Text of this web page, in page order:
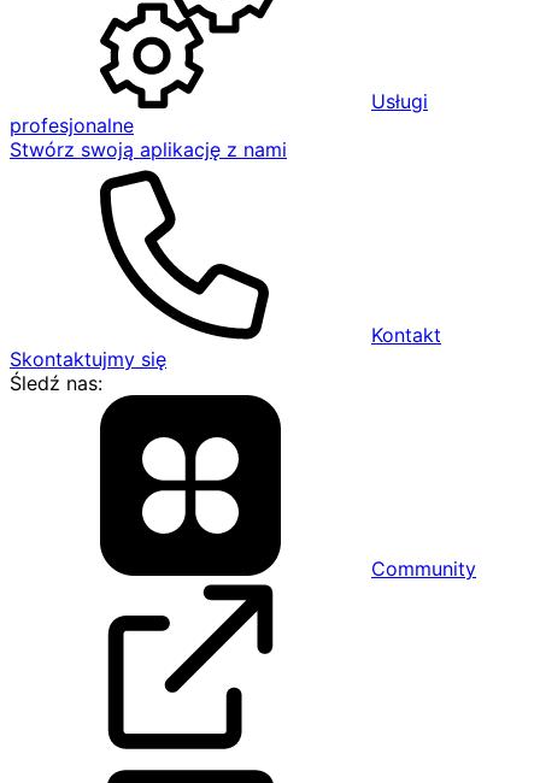
Usługi
profesjonalne
Stwórz swoją aplikację z nami
Kontakt
Skontaktujmy się
Śledź nas:
Community